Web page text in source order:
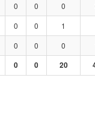
0 0 0
0 0 1
0 0 0
0 0 20